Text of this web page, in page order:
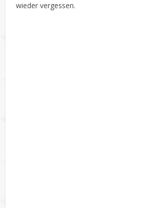
wieder vergessen.